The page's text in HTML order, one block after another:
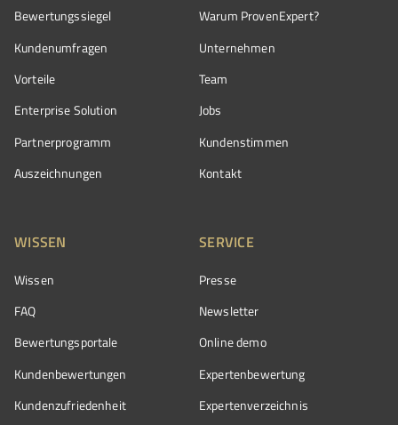
Bewertungssiegel
Kundenumfragen
Vorteile
Enterprise Solution
Partnerprogramm
Auszeichnungen
Warum ProvenExpert?
Unternehmen
Team
Jobs
Kundenstimmen
Kontakt
WISSEN
Wissen
FAQ
Bewertungsportale
Kundenbewertungen
Kundenzufriedenheit
SERVICE
Presse
Newsletter
Online demo
Expertenbewertung
Expertenverzeichnis